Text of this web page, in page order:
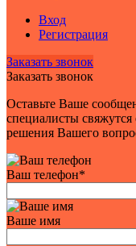
Вход
Регистрация
Заказать звонок
Заказать звонок
Оставьте Ваше
специалисты
решения Вашего
Ваш телефон*
Ваше имя